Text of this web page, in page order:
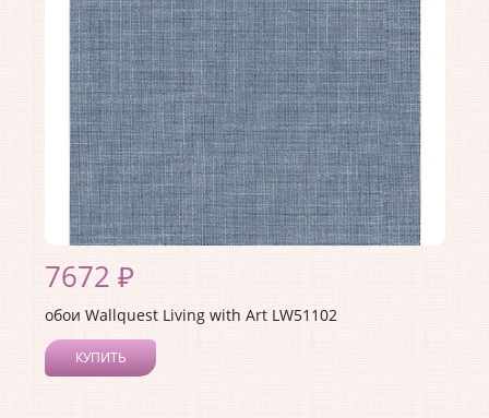
Материал основы:Бумага
Раппорт:68
7672 ₽
обои Wallquest Living with Art LW51102
КУПИТЬ